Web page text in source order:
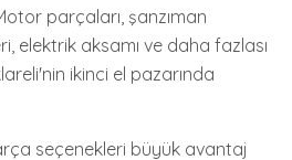
parçaları, şanzıman
elektrik aksamı ve daha fazlası
ikinci el pazarında
seçenekleri büyük avantaj